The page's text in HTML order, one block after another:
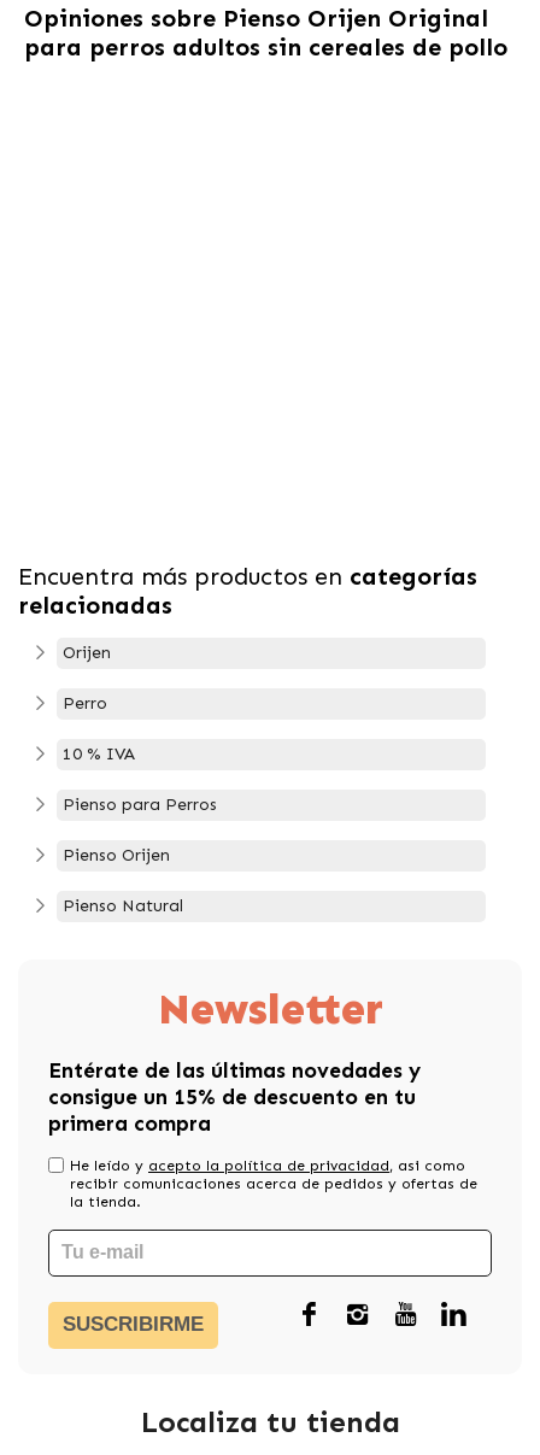
Opiniones sobre Pienso Orijen Original
para perros adultos sin cereales de pollo
Encuentra más productos en categorías
relacionadas
Orijen
Perro
10 % IVA
Pienso para Perros
Pienso Orijen
Pienso Natural
Newsletter
Entérate de las últimas novedades y
consigue un 15% de descuento en tu
primera compra
He leído y acepto la política de privacidad, asi como
recibir comunicaciones acerca de pedidos y ofertas de
la tienda.
SUSCRIBIRME
Localiza tu tienda